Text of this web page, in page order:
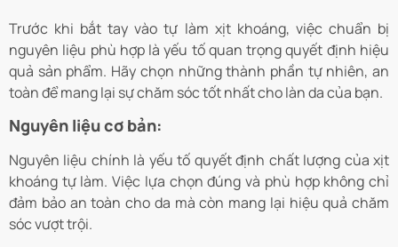
Trước khi bắt tay vào tự làm xịt khoáng, việc chuẩn bị
nguyên liệu phù hợp là yếu tố quan trọng quyết định hiệu
quả sản phẩm. Hãy chọn những thành phần tự nhiên, an
toàn để mang lại sự chăm sóc tốt nhất cho làn da của bạn.
Nguyên liệu cơ bản:
Nguyên liệu chính là yếu tố quyết định chất lượng của xịt
khoáng tự làm. Việc lựa chọn đúng và phù hợp không chỉ
đảm bảo an toàn cho da mà còn mang lại hiệu quả chăm
sóc vượt trội.